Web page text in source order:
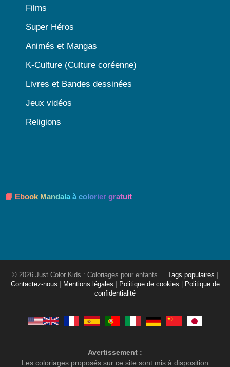
Films
Super Héros
Animés et Mangas
K-Culture (Culture coréenne)
Livres et Bandes dessinées
Jeux vidéos
Religions
📘 Ebook Mandala à colorier gratuit
© 2026 Just Color Kids : Coloriages pour enfants Tags populaires
Contactez-nous
Mentions légales Politique de cookies
Politique de
confidentialité
Avertissement :
Les coloriages proposés sur ce site sont mis à disposition